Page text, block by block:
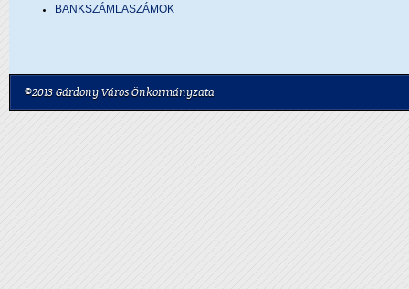
BANKSZÁMLASZÁMOK
©2013 Gárdony Város Önkormányzata